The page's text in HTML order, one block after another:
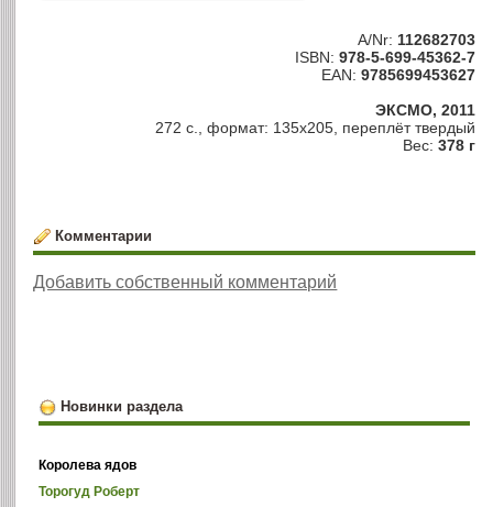
A/Nr: 112682703
ISBN: 978-5-699-45362-7
EAN: 9785699453627
ЭКСМО, 2011
272 с., формат: 135х205, переплёт твердый
Вес: 378 г
Комментарии
Добавить собственный комментарий
Новинки раздела
Королева ядов
Торогуд Роберт